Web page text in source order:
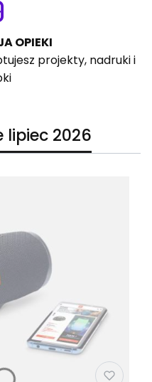
OPIEKI
projekty, nadruki i
lipiec 2026